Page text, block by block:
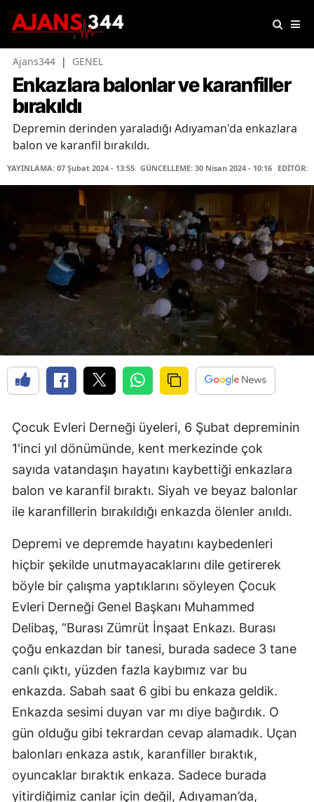
Ajans344 | GENEL
Enkazlara balonlar ve karanfiller
bırakıldı
Depremin derinden yaraladığı Adıyaman'da enkazlara
balon ve karanfil bırakıldı.
YAYINLAMA: 07 Şubat 2024 - 13:55 GÜNCELLEME: 30 Nisan 2024 - 10:16 EDİTÖR:
Çocuk Evleri Derneği üyeleri, 6 Şubat depreminin
1'inci yıl dönümünde, kent merkezinde çok
sayıda vatandaşın hayatını kaybettiği enkazlara
balon ve karanfil bıraktı. Siyah ve beyaz balonlar
ile karanfillerin bırakıldığı enkazda ölenler anıldı.
Depremi ve depremde hayatını kaybedenleri
hiçbir şekilde unutmayacaklarını dile getirerek
böyle bir çalışma yaptıklarını söyleyen Çocuk
Evleri Derneği Genel Başkanı Muhammed
Delibaş, “Burası Zümrüt İnşaat Enkazı. Burası
çoğu enkazdan bir tanesi, burada sadece 3 tane
canlı çıktı, yüzden fazla kaybımız var bu
enkazda. Sabah saat 6 gibi bu enkaza geldik.
Enkazda sesimi duyan var mı diye bağırdık. O
gün olduğu gibi tekrardan cevap alamadık. Uçan
balonları enkaza astık, karanfiller bıraktık,
oyuncaklar bıraktık enkaza. Sadece burada
yitirdiğimiz canlar için değil, Adıyaman’da,